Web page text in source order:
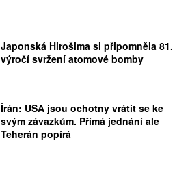
Japonská Hirošima si připomněla 81.
výročí svržení atomové bomby
Írán: USA jsou ochotny vrátit se ke
svým závazkům. Přímá jednání ale
Teherán popírá